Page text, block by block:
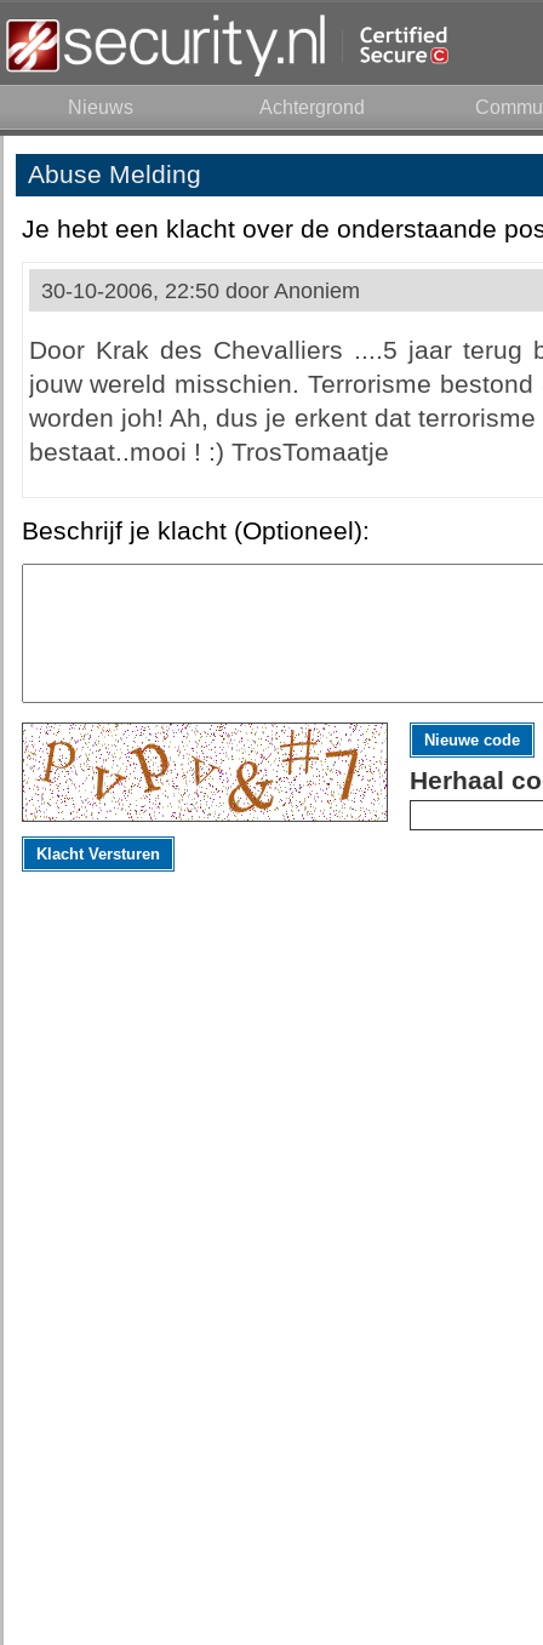
Nieuws Achtergrond
Abuse Melding
Je hebt een klacht over de onderstaande
30-10-2006, 22:50 door Anoniem
Door Krak des Chevalliers ....5 jaar terug
jouw wereld misschien. Terrorisme
worden joh! Ah, dus je erkent dat
bestaat..mooi ! :) TrosTomaatje
Beschrijf je klacht (Optioneel):
Nieuwe code
Herhaal
Klacht Versturen